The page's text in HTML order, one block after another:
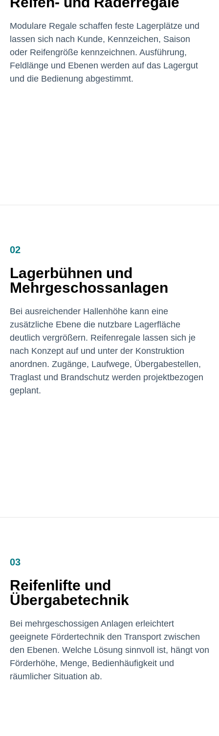
Modulare Regale schaffen feste Lagerplätze und
lassen sich nach Kunde, Kennzeichen, Saison
oder Reifengröße kennzeichnen. Ausführung,
Feldlänge und Ebenen werden auf das Lagergut
und die Bedienung abgestimmt.
02
Lagerbühnen und
Mehrgeschossanlagen
Bei ausreichender Hallenhöhe kann eine
zusätzliche Ebene die nutzbare Lagerfläche
deutlich vergrößern. Reifenregale lassen sich je
nach Konzept auf und unter der Konstruktion
anordnen. Zugänge, Laufwege, Übergabestellen,
Traglast und Brandschutz werden projektbezogen
geplant.
03
Reifenlifte und
Übergabetechnik
Bei mehrgeschossigen Anlagen erleichtert
geeignete Fördertechnik den Transport zwischen
den Ebenen. Welche Lösung sinnvoll ist, hängt von
Förderhöhe, Menge, Bedienhäufigkeit und
räumlicher Situation ab.